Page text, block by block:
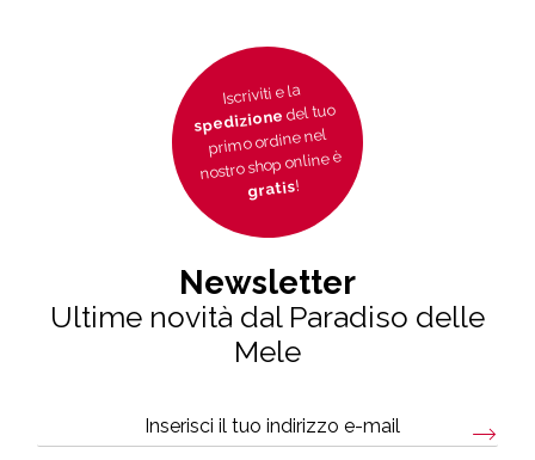
Iscriviti e la
spedizionedel tuo
primo ordine nel
nostro shop online è
gratis!
Newsletter
Ultime novità dal Paradiso delle
Mele